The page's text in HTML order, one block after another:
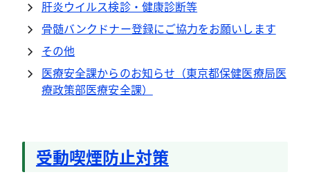
肝炎ウイルス検診・健康診断等
骨髄バンクドナー登録にご協力をお願いします
その他
医療安全課からのお知らせ（東京都保健医療局医
療政策部医療安全課）
受動喫煙防止対策